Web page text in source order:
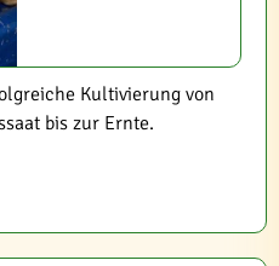
Kultivierung von
bis zur Ernte.